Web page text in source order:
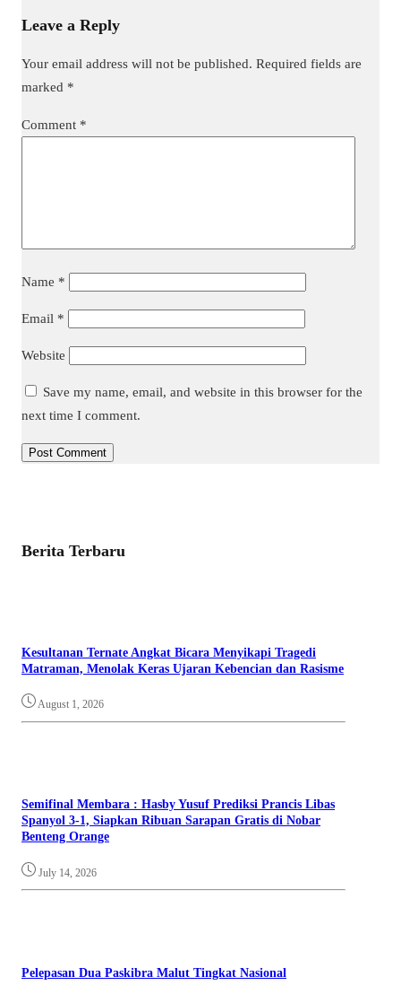
Leave a Reply
Your email address will not be published. Required fields are
marked *
Comment *
Name *
Email *
Website
Save my name, email, and website in this browser for the
next time I comment.
Berita Terbaru
Kesultanan Ternate Angkat Bicara Menyikapi Tragedi
Matraman, Menolak Keras Ujaran Kebencian dan Rasisme
August 1, 2026
Semifinal Membara : Hasby Yusuf Prediksi Prancis Libas
Spanyol 3-1, Siapkan Ribuan Sarapan Gratis di Nobar
Benteng Orange
July 14, 2026
Pelepasan Dua Paskibra Malut Tingkat Nasional